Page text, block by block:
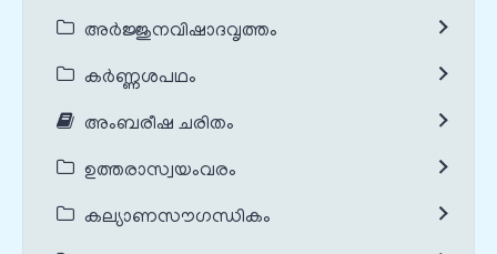
അർജ്ജുനവിഷാദവൃത്തം
കർണ്ണശപഥം
അംബരീഷ ചരിതം
ഉത്തരാസ്വയംവരം
കല്യാണസൗഗന്ധികം